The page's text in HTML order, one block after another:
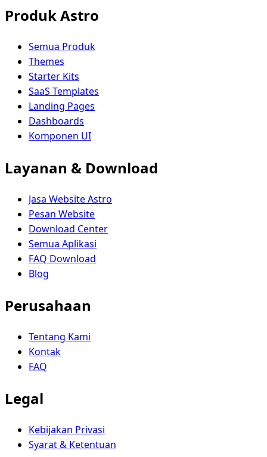
Produk Astro
Semua Produk
Themes
Starter Kits
SaaS Templates
Landing Pages
Dashboards
Komponen UI
Layanan & Download
Jasa Website Astro
Pesan Website
Download Center
Semua Aplikasi
FAQ Download
Blog
Perusahaan
Tentang Kami
Kontak
FAQ
Legal
Kebijakan Privasi
Syarat & Ketentuan